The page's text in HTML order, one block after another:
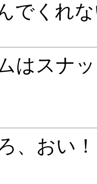
でくれ
はスナ
、おい